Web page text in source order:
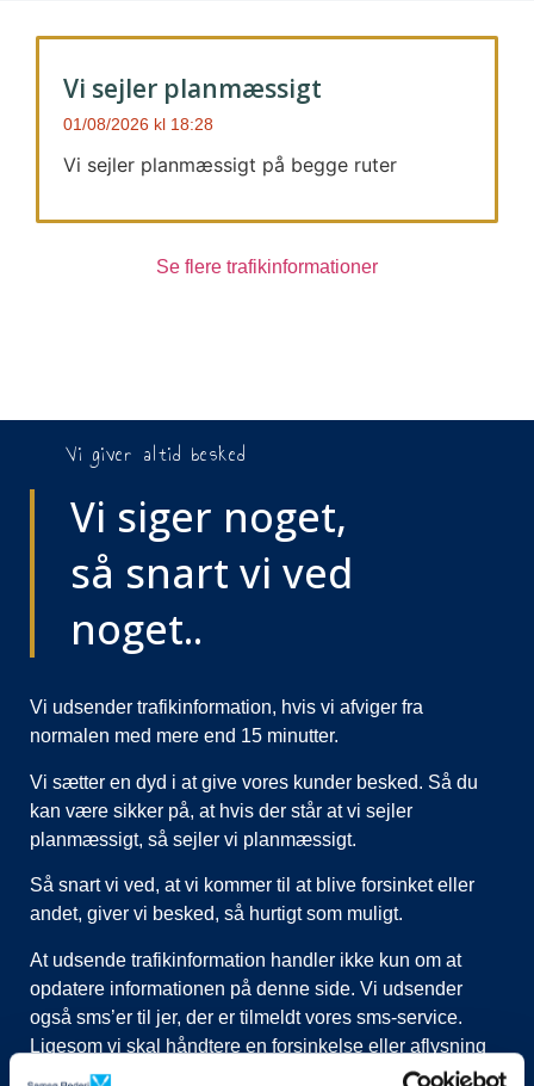
Vi sejler planmæssigt
01/08/2026 18:28
Vi sejler planmæssigt på begge ruter
Se flere trafikinformationer
Vi giver altid besked
Vi siger noget,
så snart vi ved
noget..
Vi udsender trafikinformation, hvis vi afviger fra
normalen med mere end 15 minutter.
Vi sætter en dyd i at give vores kunder besked. Så du
kan være sikker på, at hvis der står at vi sejler
planmæssigt, så sejler vi planmæssigt.
Så snart vi ved, at vi kommer til at blive forsinket eller
andet, giver vi besked, så hurtigt som muligt.
At udsende trafikinformation handler ikke kun om at
opdatere informationen på denne side. Vi udsender
også sms’er til jer, der er tilmeldt vores sms-service.
Ligesom vi skal håndtere en forsinkelse eller aflysning
ved at lukke afgange i vores system, evt. flytte kunder til